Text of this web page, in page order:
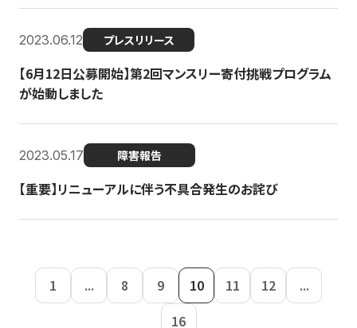
2023.06.12 プレスリリース
【6月12日公募開始】第2回マンスリー寄付挑戦プログラム
が始動しました
2023.05.17 障害報告
【重要】リニューアルに伴う不具合発生のお詫び
1 ... 8 9 10 11 12
...
16